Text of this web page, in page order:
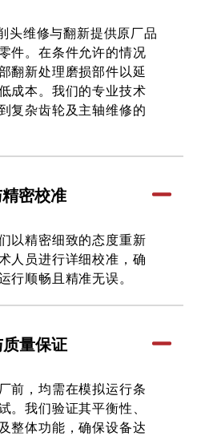
头维修与翻新提供原厂品
件。在条件允许的情况
翻新处理磨损部件以延
成本。我们的专业技术
复杂齿轮及主轴维修的
精密校准
以精密细致的态度重新
人员进行详细校准，确
行顺畅且精准无误。
质量保证
前，均需在模拟运行条
。我们验证其平衡性、
整体功能，确保设备达